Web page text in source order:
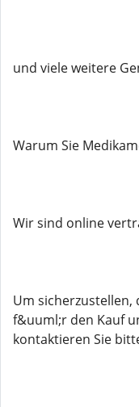
und viele weitere
Warum Sie
Wir sind online
Um
f&uuml;r den Kauf
kontaktieren Sie